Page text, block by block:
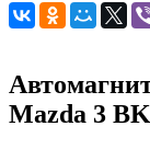
Mazda 3 BK